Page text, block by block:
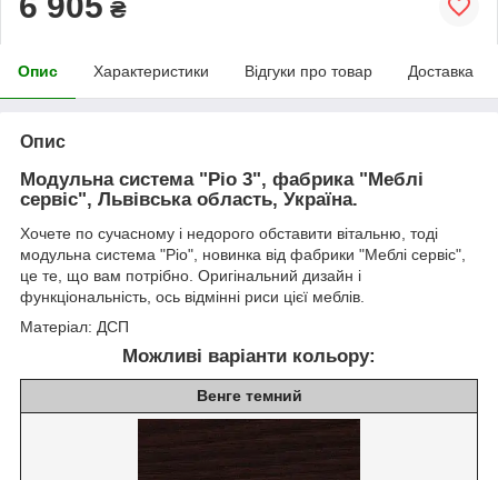
₴
Опис Характеристики Відгуки про товар Доставка
Опис
Модульна система "Ріо 3", фабрика "Меблі
сервіс", Львівська область, Україна.
Хочете по сучасному і недорого обставити вітальню, тоді
модульна система "Ріо", новинка від фабрики "Меблі сервіс",
це те, що вам потрібно. Оригінальний дизайн і
функціональність, ось відмінні риси цієї меблів.
Матеріал: ДСП
Можливі варіанти кольору:
Венге темний